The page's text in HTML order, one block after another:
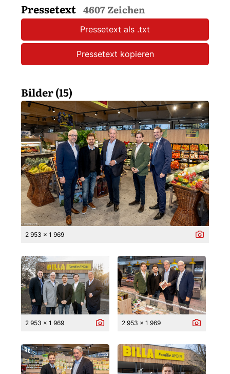
Pressetext 4607 Zeichen
Pressetext als .txt
Pressetext kopieren
Bilder (15)
2 953 x 1 969
2 953 x 1 969 2 953 x 1 969